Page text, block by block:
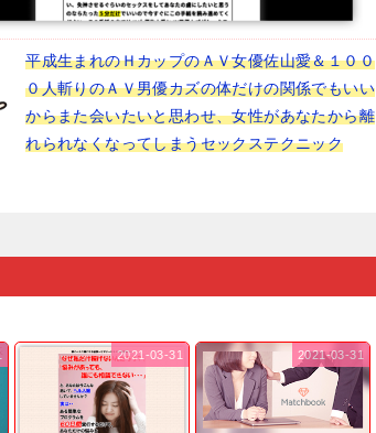
平成生まれのＨカップのＡＶ女優佐山愛＆１００
０人斬りのＡＶ男優カズの体だけの関係でもいい
からまた会いたいと思わせ、女性があなたから離
れられなくなってしまうセックステクニック
2021-03-31 2021-03-31